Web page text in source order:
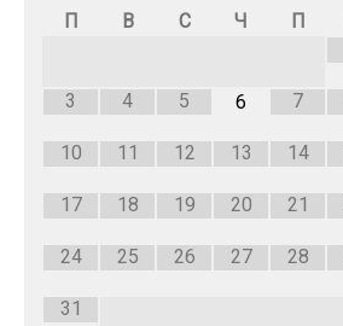
П В С Ч П
3 4 5 6 7
10 11 12 13 14
17 18 19 20 21
24 25 26 27 28
31